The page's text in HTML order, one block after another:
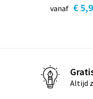
vanaf €
Altijd